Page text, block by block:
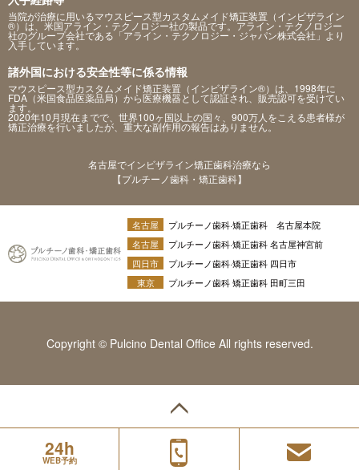
当院が治療に用いるマウスピース型カスタムメイド矯正装置（インビザライン
®）は、米国アライン・テクノロジー社の製品です。アライン・テクノロジー
社のグループ会社である「アライン・テクノロジー・ジャパン株式会社」より
入手しています。
諸外国における安全性等に係る情報
マウスピース型カスタムメイド矯正装置（インビザライン®）は、1998年に
FDA（米国食品医薬品局）から医療機器として認証され、販売認可を受けてい
ます。
2020年10月現在までで、世界100ヶ国以上の国々、900万人をこえる患者様が
矯正治療を行いましたが、重大な副作用の報告はありません。
名古屋でインビザライン矯正歯科治療なら
【プルチーノ歯科・矯正歯科】
名古屋
プルチーノ歯科·矯正歯科 名古屋本院
名古屋
プルチーノ歯科·矯正歯科 名古屋神宮前
四日市
プルチーノ歯科·矯正歯科 四日市
東京
プルチーノ歯科 矯正歯科 田町三田
Copyright © Pulcino Dental Office All rights reserved.
24h
WEB予約